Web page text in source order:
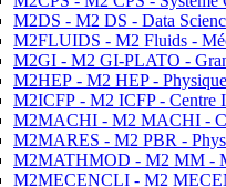
M2DS - M2 DS - Data
M2FLUIDS - M2 Fluids -
M2GI - M2 GI-PLATO -
M2HEP - M2 HEP -
M2ICFP - M2 ICFP - Centre
M2MACHI - M2 MACHI -
M2MARES - M2 PBR -
M2MATHMOD - M2 MM -
M2MECENCLI - M2